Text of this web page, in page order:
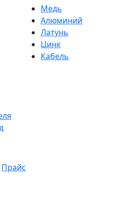
Медь
Алюминий
Латунь
Цинк
Кабель
Прайс